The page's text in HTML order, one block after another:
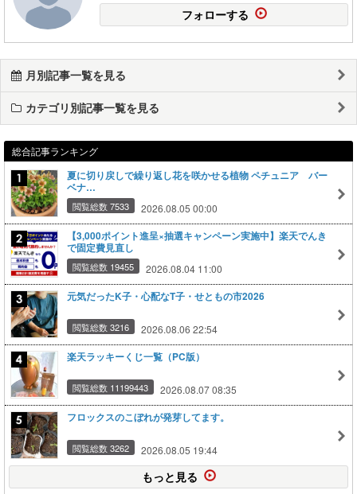
フォローする
月別記事一覧を見る
カテゴリ別記事一覧を見る
総合記事ランキング
夏に切り戻しで繰り返し花を咲かせる植物 ペチュニア バー
ベナ…
閲覧総数 7533 2026.08.05 00:00
【3,000ポイント進呈×抽選キャンペーン実施中】楽天でんき
で固定費見直し
閲覧総数 19455 2026.08.04 11:00
元気だったK子・心配なT子・せともの市2026
閲覧総数 3216 2026.08.06 22:54
楽天ラッキーくじ一覧（PC版）
閲覧総数 11199443 2026.08.07 08:35
フロックスのこぼれが発芽してます。
閲覧総数 3262 2026.08.05 19:44
もっと見る